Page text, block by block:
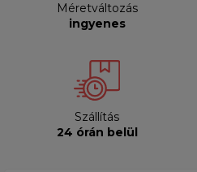
Méretváltozás
ingyenes
Szállítás
24 órán belül